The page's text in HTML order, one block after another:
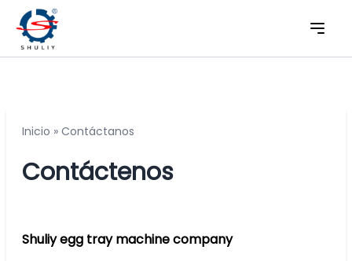
Inicio » Contáctanos
Contáctenos
Shuliy egg tray machine company